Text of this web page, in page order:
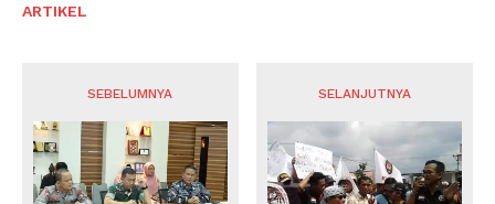
ARTIKEL
SEBELUMNYA SELANJUTNYA